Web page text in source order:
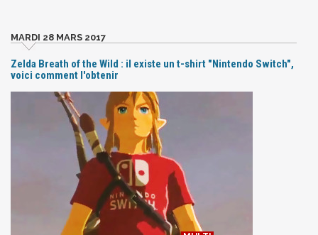
MARDI 28 MARS 2017
Zelda Breath of the Wild : il existe un t-shirt "Nintendo Switch",
voici comment l'obtenir